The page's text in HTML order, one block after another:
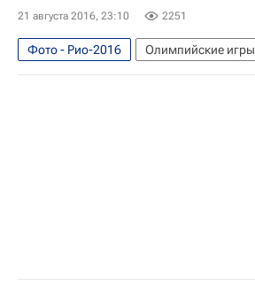
21 августа 2016, 23:10 2251
Фото - Рио-2016
Олимпийские игры
Спорт
Фото
Рио-2016